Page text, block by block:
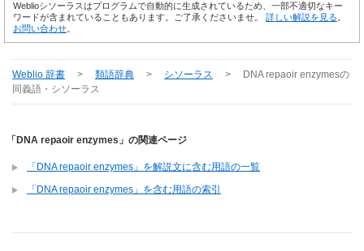
Weblioシソーラスはプログラムで自動的に生成されているため、一部不適切なキー
ワードが含まれていることもあります。ご了承くださいませ。 詳しい解説を見る
お問い合わせ
Weblio 辞書 > 類語辞典 > シソーラス > DNA repaoir enzymesの
同義語・シソーラス
「DNA repaoir enzymes」の関連ページ
「DNA repaoir enzymes」を解説文に含む用語の一覧
「DNA repaoir enzymes」を含む用語の索引